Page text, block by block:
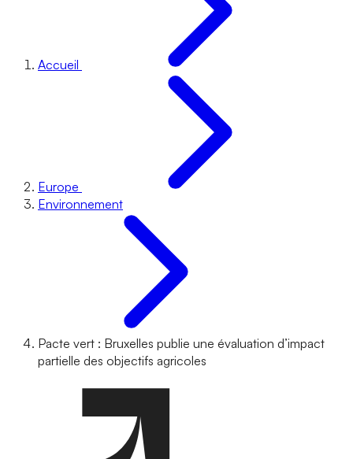
Accueil
Europe
Environnement
Pacte vert : Bruxelles publie une évaluation d’impact
partielle des objectifs agricoles